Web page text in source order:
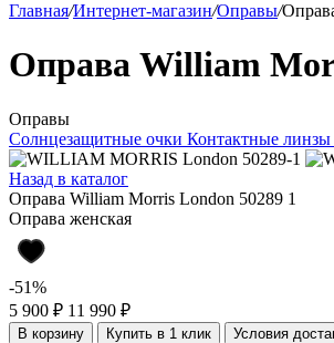
Главная/Интернет-магазин/Оправы/
Оправа William
Оправы
Солнцезащитные очки Контактные линзы
Назад в каталог
Оправа William Morris London 50289 1
Оправа женская
-51%
5 900 ₽ 11 990 ₽
В корзину Купить в 1 клик Условия